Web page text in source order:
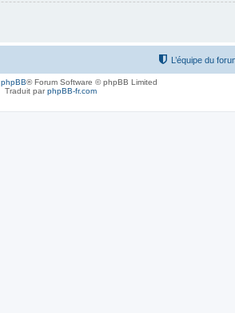
L’équipe du
phpBB® Forum Software © phpBB Limited
Traduit parphpBB-fr.com